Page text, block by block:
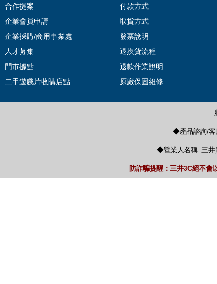
合作提案
企業會員申請
企業採購/商用事業處
人才募集
門市據點
二手遊戲片收購店點
付款方式
取貨方式
發票說明
退換貨流程
退款作業說明
原廠保固維修
◆產品諮詢/客
◆營業人名稱: 三井
防詐騙提醒：三井3C絕不會